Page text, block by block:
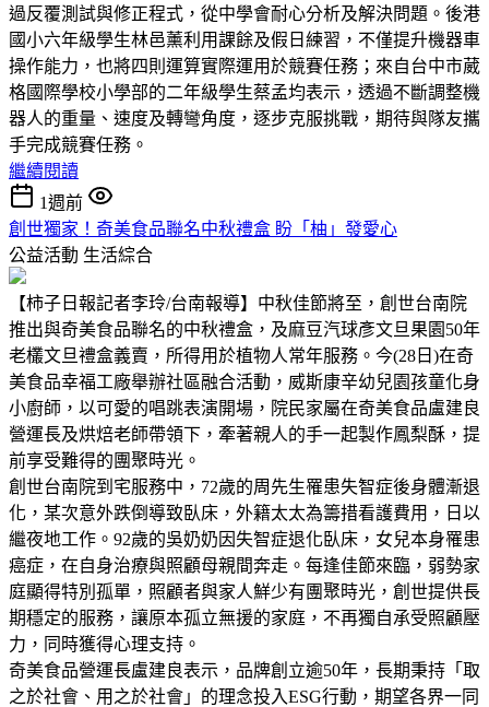
過反覆測試與修正程式，從中學會耐心分析及解決問題。後港
國小六年級學生林邑薰利用課餘及假日練習，不僅提升機器車
操作能力，也將四則運算實際運用於競賽任務；來自台中市葳
格國際學校小學部的二年級學生蔡孟均表示，透過不斷調整機
器人的重量、速度及轉彎角度，逐步克服挑戰，期待與隊友攜
手完成競賽任務。
繼續閱讀
1週前
創世獨家！奇美食品聯名中秋禮盒 盼「柚」發愛心
公益活動 生活綜合
【柿子日報記者李玲/台南報導】中秋佳節將至，創世台南院
推出與奇美食品聯名的中秋禮盒，及麻豆汽球彥文旦果園50年
老欉文旦禮盒義賣，所得用於植物人常年服務。今(28日)在奇
美食品幸福工廠舉辦社區融合活動，威斯康辛幼兒園孩童化身
小廚師，以可愛的唱跳表演開場，院民家屬在奇美食品盧建良
營運長及烘焙老師帶領下，牽著親人的手一起製作鳳梨酥，提
前享受難得的團聚時光。
創世台南院到宅服務中，72歲的周先生罹患失智症後身體漸退
化，某次意外跌倒導致臥床，外籍太太為籌措看護費用，日以
繼夜地工作。92歲的吳奶奶因失智症退化臥床，女兒本身罹患
癌症，在自身治療與照顧母親間奔走。每逢佳節來臨，弱勢家
庭顯得特別孤單，照顧者與家人鮮少有團聚時光，創世提供長
期穩定的服務，讓原本孤立無援的家庭，不再獨自承受照顧壓
力，同時獲得心理支持。
奇美食品營運長盧建良表示，品牌創立逾50年，長期秉持「取
之於社會、用之於社會」的理念投入ESG行動，期望各界一同